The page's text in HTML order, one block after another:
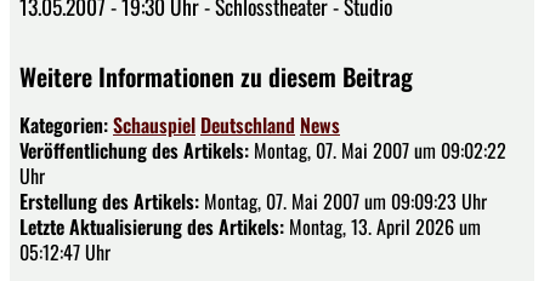
Weitere Informationen zu diesem Beitrag
Kategorien:Schauspiel Deutschland News
Veröffentlichung des Artikels: Montag, 07. Mai 2007 um 09:02:22
Uhr
Erstellung des Artikels: Montag, 07. Mai 2007 um 09:09:23 Uhr
Letzte Aktualisierung des Artikels: Montag, 13. April 2026 um
05:12:47 Uhr